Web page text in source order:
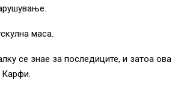
маса.
се знае за последиците, и затоа ова
Карфи.